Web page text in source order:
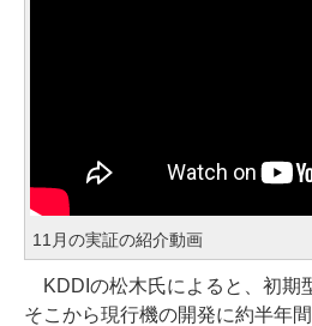
11月の実証の紹介動画
KDDIの松木氏によると、初期
そこから現行機の開発に約半年